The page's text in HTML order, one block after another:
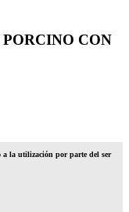
CON
a la utilización por parte del ser